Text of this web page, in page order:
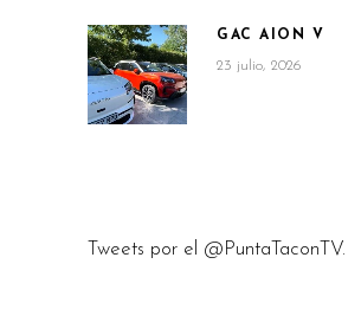
GAC AION V
23 julio, 2026
Tweets por el @PuntaTaconTV.